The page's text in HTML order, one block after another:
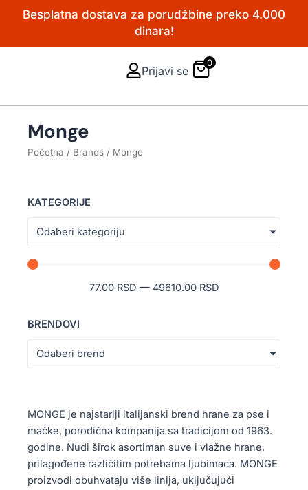
PređiBesplatna dostava za porudžbine preko 4.000
dinara!
Prijavi se
0
Monge
Početna / Brands / Monge
KATEGORIJE
Odaberi kategoriju
77.00 RSD — 49610.00 RSD
BRENDOVI
Odaberi brend
MONGE je najstariji italijanski brend hrane za pse i
mačke, porodična kompanija sa tradicijom od 1963.
godine. Nudi širok asortiman suve i vlažne hrane,
prilagođene različitim potrebama ljubimaca. MONGE
proizvodi obuhvataju više linija, uključujući